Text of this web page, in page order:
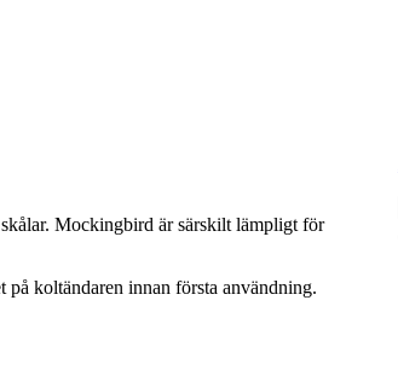
Mockingbird är särskilt lämpligt för
koltändaren innan första användning.